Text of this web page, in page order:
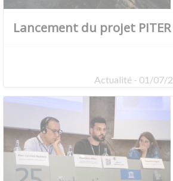
Lancement du projet
Actualité - 01/07/